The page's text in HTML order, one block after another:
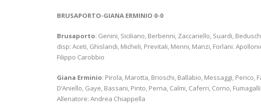
BRUSAPORTO-GIANA ERMINIO 0-0
Brusaporto: Genini, Siciliano, Berbenni, Zaccariello, Suardi,
disp: Aceti, Ghislandi, Micheli, Previtali, Menni, Manzi, Forlani.
Filippo Carobbio
Giana Erminio: Pirola, Marotta, Brioschi, Ballabio, Messaggi, Perico,
D’Aniello, Gaye, Bassani, Pinto, Perna, Calmi, Caferri, Corno,
Allenatore: Andrea Chiappella